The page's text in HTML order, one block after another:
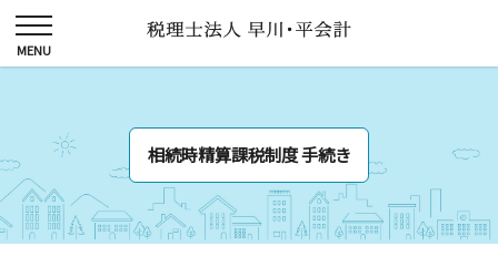
相続時精算課税制度 手続き